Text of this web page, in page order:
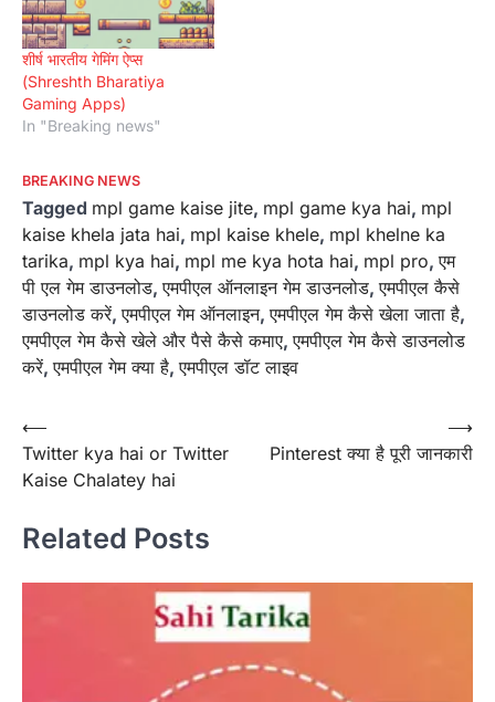
शीर्ष भारतीय गेमिंग ऐप्स
(Shreshth Bharatiya
Gaming Apps)
In "Breaking news"
BREAKING NEWS
Tagged mpl game kaise jite, mpl game kya hai, mpl
kaise khela jata hai, mpl kaise khele, mpl khelne ka
tarika, mpl kya hai, mpl me kya hota hai, mpl pro,एम
पी एल गेम डाउनलोड,एमपीएल ऑनलाइन गेम डाउनलोड,एमपीएल कैसे
डाउनलोड करें,एमपीएल गेम ऑनलाइन,एमपीएल गेम कैसे खेला जाता है,
एमपीएल गेम कैसे खेले और पैसे कैसे कमाए,एमपीएल गेम कैसे डाउनलोड
करें,एमपीएल गेम क्या है,एमपीएल डॉट लाइव
Post
navigation
⟵
Twitter kya hai or Twitter
Kaise Chalatey hai
Pinterest क्या है पूरी जानकारी
⟶
Related Posts